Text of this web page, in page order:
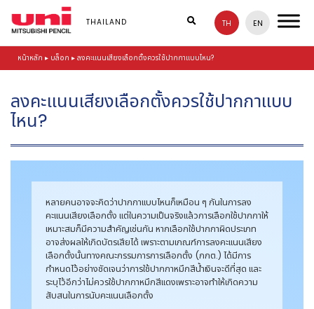
p
o
THAILAND TH EN
หน้าหลัก ▸ บล็อก ▸ ลงคะแนนเสียงเลือกตั้งควรใช้ปากกาแบบไหน?
ลงคะแนนเสียงเลือกตั้งควรใช้ปากกาแบบ
ไหน?
หลายคนอาจจะคิดว่าปากกาแบบไหนก็เหมือน ๆ กันในการลง
คะแนนเสียงเลือกตั้ง แต่ในความเป็นจริงแล้วการเลือกใช้ปากกาให้
เหมาะสมก็มีความสำคัญเช่นกัน หากเลือกใช้ปากกาผิดประเภท
อาจส่งผลให้เกิดบัตรเสียได้ เพราะตามเกณฑ์การลงคะแนนเสียง
เลือกตั้งนั้นทางคณะกรรมการการเลือกตั้ง (กกต.) ได้มีการ
กำหนดไว้อย่างชัดเจนว่าการใช้ปากกาหมึกสีน้ำเงินจะดีที่สุด และ
ระบุไว้อีกว่าไม่ควรใช้ปากกาหมึกสีแดงเพราะอาจทำให้เกิดความ
สับสนในการนับคะแนนเลือกตั้ง